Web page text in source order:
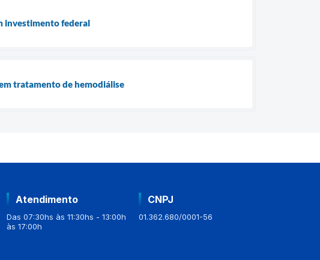
investimento federal
tratamento de hemodiálise
Atendimento
Das 07:30hs às 11:30hs - 13:00h
às 17:00h
CNPJ
01.362.680/0001-56